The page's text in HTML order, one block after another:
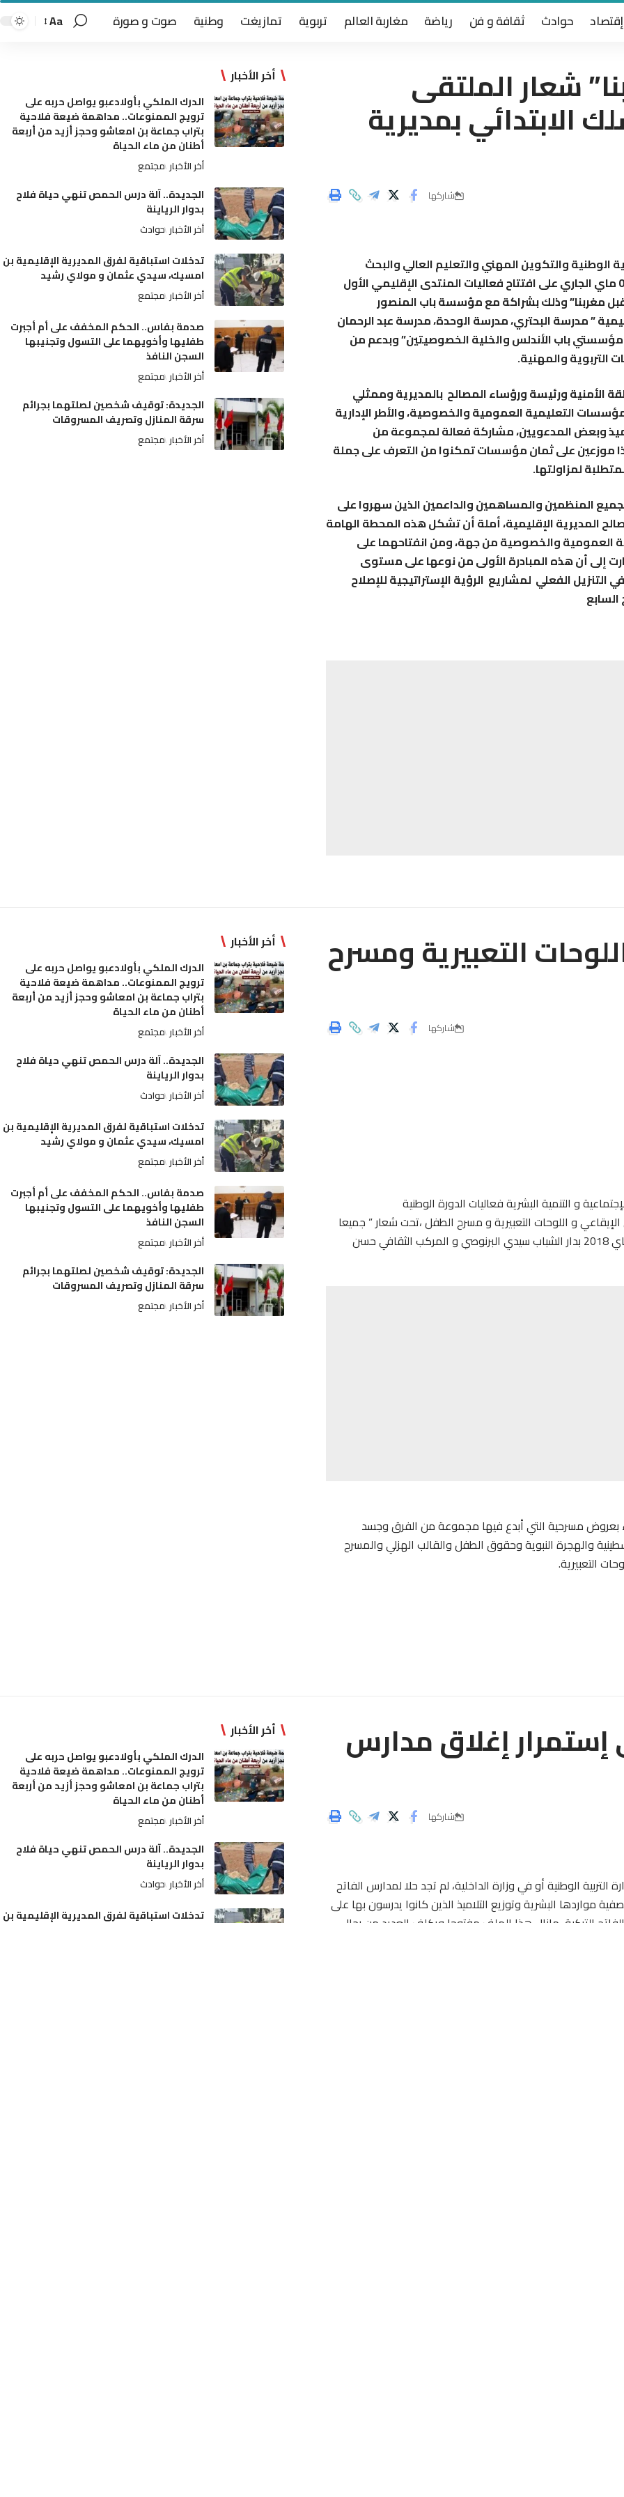
إقتصاد حوادث ثقافة و فن رياضة مغاربة العالم تربوية تمازيغت وطنية صوت و صورة Aa
شعار الملتقى
الابتدائي بمديرية
شاركها
الوطنية والتكوين المهني والتعليم العالي والبحث
العلمي بعمالة مقاطعة عين الشق يومه الخميس 03 ماي الجاري على افتتاح فعاليات المنتدى الإقليمي الأول
مغربنا” وذلك بشراكة مع مؤسسة باب المنصور
” مدرسة البحتري، مدرسة الوحدة، مدرسة عبد الرحمان
باب الأندلس والخلية الخصوصيتين” وبدعم من
التربوية والمهنية.
ورئيسة ورؤساء المصالح بالمديريةوممثلي
التعليمية العموميةوالخصوصية، والأطر الإدارية
وبعض المدعويين، مشاركة فعالة لمجموعة من
المهنية كما عرف حضور أزيد من 480 تلميذا موزعين على ثمان مؤسسات تمكنوا من التعرف على جملة
لمزاولتها.
المنظمين والمساهمين والداعمين الذين سهروا على
المديرية الإقليمية، أملة أن تشكل هذه المحطة الهامة
العمومية والخصوصية من جهة، ومن انفتاحهما على
إلى أن هذه المبادرة الأولى من نوعها على مستوى
الفعلي لمشاريع الرؤية الإستراتيجية للإصلاح
أخر الأخبار
الدرك الملكي بأولادعبو يواصل حربه على
ترويج الممنوعات.. مداهمة ضيعة فلاحية
بتراب جماعة بن امعاشو وحجز أزيد من أربعة
أطنان من ماء الحياة
أخر الأخبار مجتمع
الجديدة.. آلة درس الحمص تنهي حياة فلاح
بدوار الرياينة
أخر الأخبار حوادث
تدخلات استباقية لفرق المديرية الإقليمية بن
امسيك، سيدي عثمان و مولاي رشيد
أخر الأخبار مجتمع
صدمة بفاس.. الحكم المخفف على أم أجبرت
طفليها وأخويهما على التسول وتجنيبها
السجن النافذ
أخر الأخبار مجتمع
الجديدة: توقيف شخصين لصلتهما بجرائم
سرقة المنازل وتصريف المسروقات
أخر الأخبار مجتمع
التعبيرية ومسرح
شاركها
و التنمية البشرية فعاليات الدورة الوطنية
و اللوحات التعبيرية و مسرح الطفل ،تحت شعار ” جميعا
من أجل ابداعات الطفولة و الشباب ” المنظم أيام 6-5-4 ماي 2018 بدار الشباب سيدي البرنوصي و المركب الثقافي حسن
بعروض مسرحية التي أبدع فيها مجموعة من الفرق وجسد
والهجرة النبوية وحقوق الطفل والقالب الهزلي والمسرح
التعبيرية.
أخر الأخبار
الدرك الملكي بأولادعبو يواصل حربه على
ترويج الممنوعات.. مداهمة ضيعة فلاحية
بتراب جماعة بن امعاشو وحجز أزيد من أربعة
أطنان من ماء الحياة
أخر الأخبار مجتمع
الجديدة.. آلة درس الحمص تنهي حياة فلاح
بدوار الرياينة
أخر الأخبار حوادث
تدخلات استباقية لفرق المديرية الإقليمية بن
امسيك، سيدي عثمان و مولاي رشيد
أخر الأخبار مجتمع
صدمة بفاس.. الحكم المخفف على أم أجبرت
طفليها وأخويهما على التسول وتجنيبها
السجن النافذ
أخر الأخبار مجتمع
الجديدة: توقيف شخصين لصلتهما بجرائم
سرقة المنازل وتصريف المسروقات
أخر الأخبار مجتمع
إغلاق مدارس
شاركها
الوطنية أو في وزارة الداخلية، لم تجد حلا لمدارس الفاتح
البشرية وتوزيع التلاميذ الذين كانوا يدرسون بها على
التركية، مازال هذا الملف مفتوحا ويكلف العديد من رجال
أخر الأخبار
الدرك الملكي بأولادعبو يواصل حربه على
ترويج الممنوعات.. مداهمة ضيعة فلاحية
بتراب جماعة بن امعاشو وحجز أزيد من أربعة
أطنان من ماء الحياة
أخر الأخبار مجتمع
الجديدة.. آلة درس الحمص تنهي حياة فلاح
بدوار الرياينة
أخر الأخبار حوادث
تدخلات استباقية لفرق المديرية الإقليمية بن